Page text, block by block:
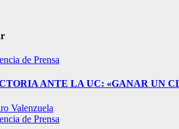
de Prensa
ANTE LA UC: «GANAR UN
Valenzuela
de Prensa